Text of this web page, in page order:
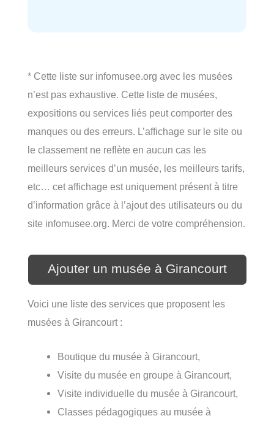
* Cette liste sur infomusee.org avec les musées
n’est pas exhaustive. Cette liste de musées,
expositions ou services liés peut comporter des
manques ou des erreurs. L’affichage sur le site ou
le classement ne reflète en aucun cas les
meilleurs services d’un musée, les meilleurs tarifs,
etc… cet affichage est uniquement présent à titre
d’information grâce à l’ajout des utilisateurs ou du
site infomusee.org. Merci de votre compréhension.
Ajouter un musée à Girancourt
Voici une liste des services que proposent les
musées à Girancourt :
Boutique du musée à Girancourt,
Visite du musée en groupe à Girancourt,
Visite individuelle du musée à Girancourt,
Classes pédagogiques au musée à